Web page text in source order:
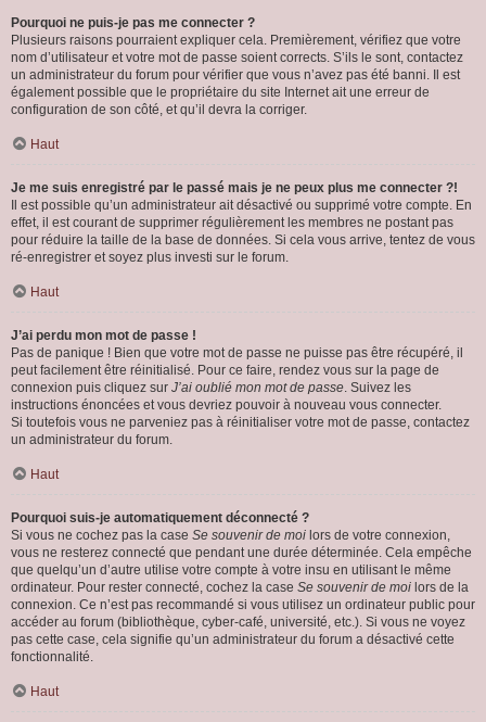
Pourquoi ne puis-je pas me connecter ?
Plusieurs raisons pourraient expliquer cela. Premièrement, vérifiez que votre
nom d’utilisateur et votre mot de passe soient corrects. S’ils le sont, contactez
un administrateur du forum pour vérifier que vous n’avez pas été banni. Il est
également possible que le propriétaire du site Internet ait une erreur de
configuration de son côté, et qu’il devra la corriger.
Haut
Je me suis enregistré par le passé mais je ne peux plus me connecter ?!
Il est possible qu’un administrateur ait désactivé ou supprimé votre compte. En
effet, il est courant de supprimer régulièrement les membres ne postant pas
pour réduire la taille de la base de données. Si cela vous arrive, tentez de vous
ré-enregistrer et soyez plus investi sur le forum.
Haut
J’ai perdu mon mot de passe !
Pas de panique ! Bien que votre mot de passe ne puisse pas être récupéré, il
peut facilement être réinitialisé. Pour ce faire, rendez vous sur la page de
connexion puis cliquez sur J’ai oublié mon mot de passe. Suivez les
instructions énoncées et vous devriez pouvoir à nouveau vous connecter.
Si toutefois vous ne parveniez pas à réinitialiser votre mot de passe, contactez
un administrateur du forum.
Haut
Pourquoi suis-je automatiquement déconnecté ?
Si vous ne cochez pas la case Se souvenir de moi lors de votre connexion,
vous ne resterez connecté que pendant une durée déterminée. Cela empêche
que quelqu’un d’autre utilise votre compte à votre insu en utilisant le même
ordinateur. Pour rester connecté, cochez la case Se souvenir de moi lors de la
connexion. Ce n’est pas recommandé si vous utilisez un ordinateur public pour
accéder au forum (bibliothèque, cyber-café, université, etc.). Si vous ne voyez
pas cette case, cela signifie qu’un administrateur du forum a désactivé cette
fonctionnalité.
Haut